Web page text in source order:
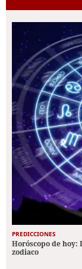
PREDICCIONES
Horóscopo de hoy:
zodiaco